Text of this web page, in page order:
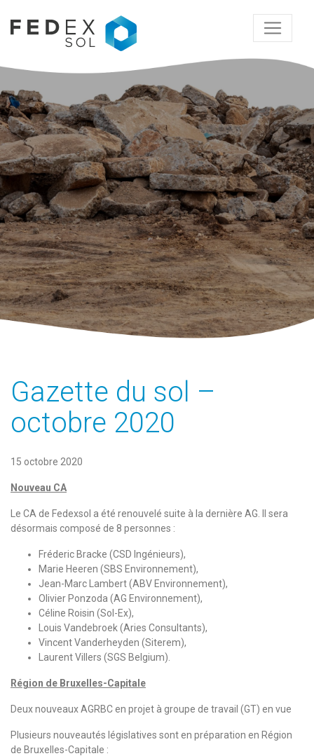
Gazette du sol –
octobre 2020
15 octobre 2020
Nouveau CA
Le CA de Fedexsol a été renouvelé suite à la dernière AG. Il sera
désormais composé de 8 personnes :
Fréderic Bracke (CSD Ingénieurs),
Marie Heeren (SBS Environnement),
Jean-Marc Lambert (ABV Environnement),
Olivier Ponzoda (AG Environnement),
Céline Roisin (Sol-Ex),
Louis Vandebroek (Aries Consultants),
Vincent Vanderheyden (Siterem),
Laurent Villers (SGS Belgium).
Région de Bruxelles-Capitale
Deux nouveaux AGRBC en projet à groupe de travail (GT) en vue
Plusieurs nouveautés législatives sont en préparation en Région
de Bruxelles-Capitale :